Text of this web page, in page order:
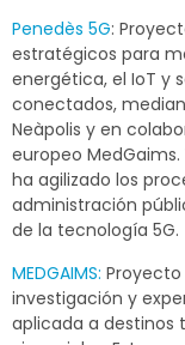
Penedès 5G:
estratégicos para
energética, el IoT y
conectados,
Neàpolis y en
europeo
ha agilizado los
administración
de la tecnología 5G.
MEDGAIMS:
investigación y
aplicada a destinos